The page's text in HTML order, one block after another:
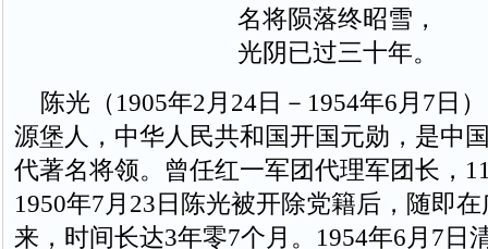
名将陨落终昭雪，
光阴已过三十年。
陈光（1905年2月24日－1954年6月7日
源堡人，中华人民共和国开国元勋，是中
代著名将领。曾任红一军团代理军团长，
1950年7月23日陈光被开除党籍后，随即
来，时间长达3年零7个月。1954年6月7日